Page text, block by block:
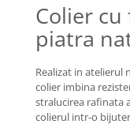
Coliere cu Inimioare
Coliere cu Cruce
Coliere cu Stea
Coliere cu Soare
Coliere cu Semilună
Coliere cu Zodii
Colier
piatra
Realizat in atelierul
colier imbina
stralucirea rafinata
colierul intr-o